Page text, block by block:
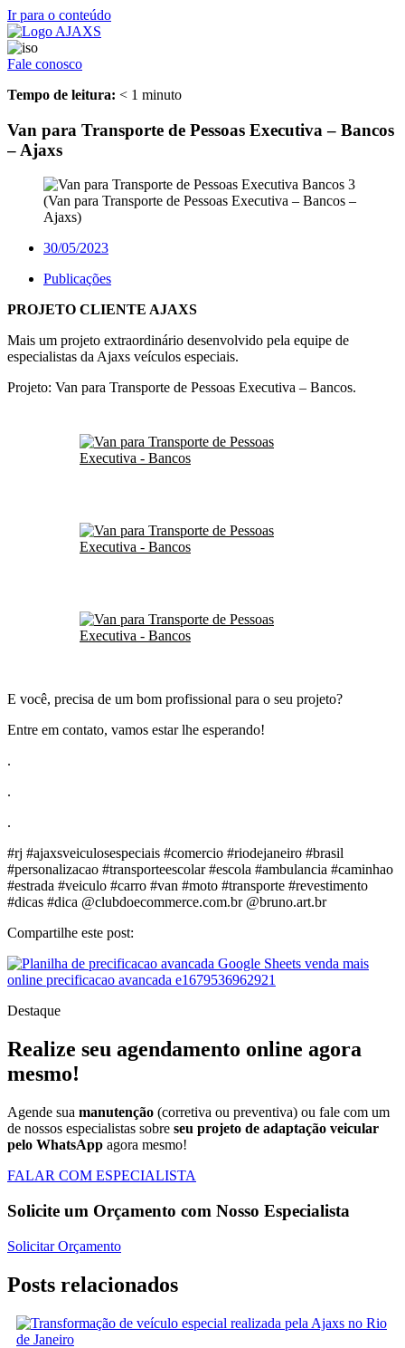
Ir para o conteúdo
Fale conosco
Tempo de leitura: < 1 minuto
Van para Transporte de Pessoas Executiva – Bancos
– Ajaxs
(Van para Transporte de Pessoas Executiva – Bancos –
Ajaxs)
30/05/2023
Publicações
PROJETO CLIENTE AJAXS
Mais um projeto extraordinário desenvolvido pela equipe de
especialistas da Ajaxs veículos especiais.
Projeto: Van para Transporte de Pessoas Executiva – Bancos.
E você, precisa de um bom profissional para o seu projeto?
Entre em contato, vamos estar lhe esperando!
.
.
.
#rj #ajaxsveiculosespeciais #comercio #riodejaneiro #brasil
#personalizacao #transporteescolar #escola #ambulancia #caminhao
#estrada #veiculo #carro #van #moto #transporte #revestimento
#dicas #dica @clubdoecommerce.com.br @bruno.art.br
Compartilhe este post:
Destaque
Realize seu agendamento online agora
mesmo!
Agende sua manutenção (corretiva ou preventiva) ou fale com um
de nossos especialistas sobre seu projeto de adaptação veicular
pelo WhatsApp agora mesmo!
FALAR COM ESPECIALISTA
Solicite um Orçamento com Nosso Especialista
Solicitar Orçamento
Posts relacionados